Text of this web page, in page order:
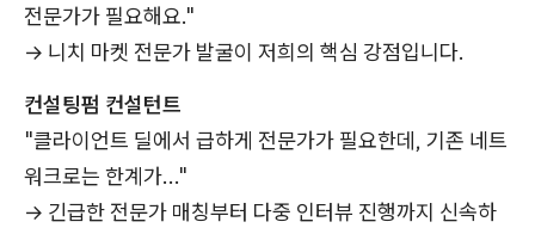
전문가가 필요해요."
→ 니치 마켓 전문가 발굴이 저희의 핵심 강점입니다.
컨설팅펌 컨설턴트
"클라이언트 딜에서 급하게 전문가가 필요한데, 기존 네트
워크로는 한계가..."
→ 긴급한 전문가 매칭부터 다중 인터뷰 진행까지 신속하